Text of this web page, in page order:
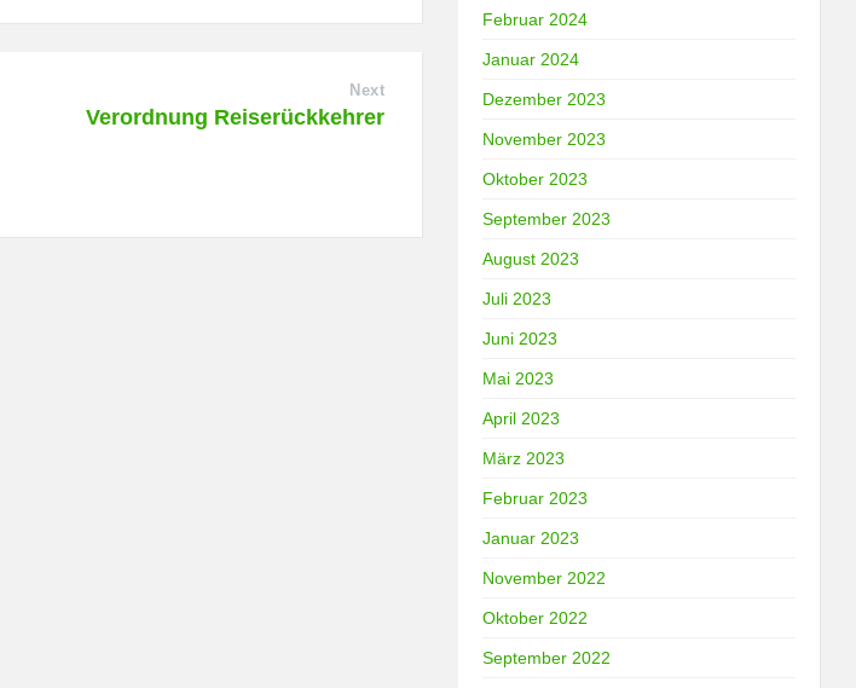
Next
Verordnung Reiserückkehrer
Februar 2024
Januar 2024
Dezember 2023
November 2023
Oktober 2023
September 2023
August 2023
Juli 2023
Juni 2023
Mai 2023
April 2023
März 2023
Februar 2023
Januar 2023
November 2022
Oktober 2022
September 2022